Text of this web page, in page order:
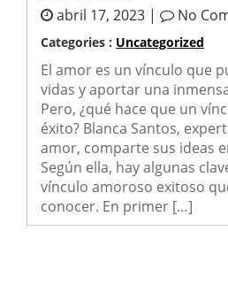
abril 17, 2023 | No
Categories : Uncategorized
El amor es un vínculo que
vidas y aportar una
Pero, ¿qué hace que un
éxito? Blanca Santos,
amor, comparte sus ideas
Según ella, hay algunas
vínculo amoroso exitoso
conocer. En primer […]